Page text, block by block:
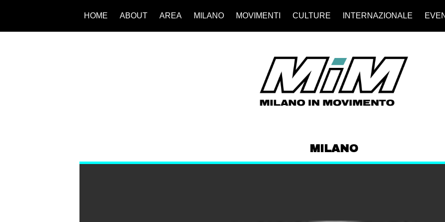
HOME ABOUT AREA MILANO MOVIMENTI CULTURE INTERNAZIONALE
MILANO